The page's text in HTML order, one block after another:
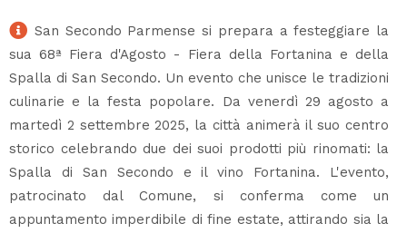
San Secondo Parmense si prepara a festeggiare la
sua 68ª Fiera d'Agosto - Fiera della Fortanina e della
Spalla di San Secondo. Un evento che unisce le tradizioni
culinarie e la festa popolare. Da venerdì 29 agosto a
martedì 2 settembre 2025, la città animerà il suo centro
storico celebrando due dei suoi prodotti più rinomati: la
Spalla di San Secondo e il vino Fortanina. L'evento,
patrocinato dal Comune, si conferma come un
appuntamento imperdibile di fine estate, attirando sia la